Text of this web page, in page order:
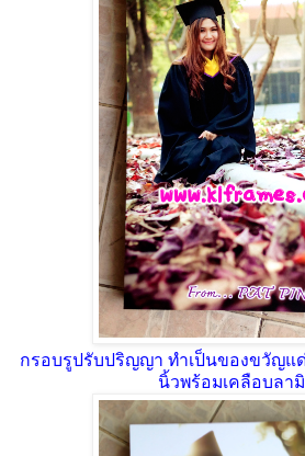
กรอบรูปรับปริญญา ทำเป็นของขวัญ
นิ้วพร้อมเคลือบลา